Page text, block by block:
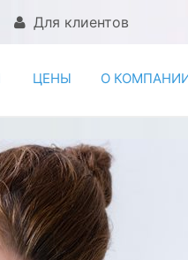
Для клиентов
ЦЕНЫ О